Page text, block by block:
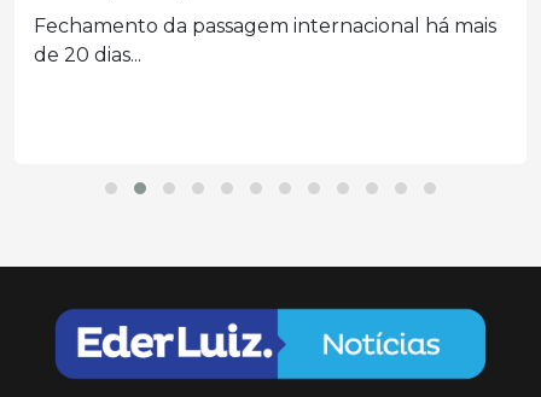
Fechamento da passagem internacional há mais
de 20 dias...